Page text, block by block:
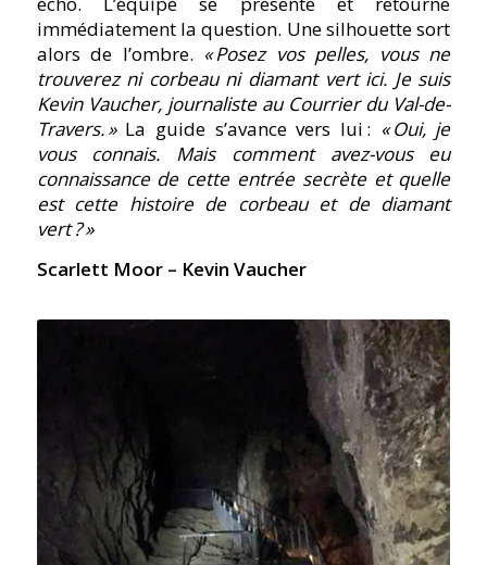
immédiatement la question. Une silhouette sort
alors de l’ombre. « Posez vos pelles, vous ne
trouverez ni corbeau ni diamant vert ici. Je suis
Kevin Vaucher, journaliste au Courrier du Val-de-
Travers. »La guide s’avance vers lui : « Oui, je
vous connais. Mais comment avez-vous eu
connaissance de cette entrée secrète et quelle
est cette histoire de corbeau et de diamant
vert ? »
Scarlett Moor – Kevin Vaucher